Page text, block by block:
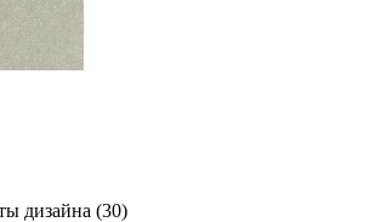
дизайна (30)